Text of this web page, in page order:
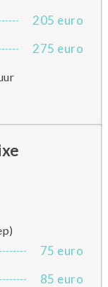
205 euro
275 euro
75 euro
85 euro